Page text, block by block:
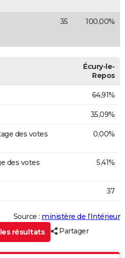
35 100,00%
Écury-le-
Repos
64,91%
35,09%
des votes
0,00%
des votes
5,41%
37
Source : ministère de l’Intérieur
résultats
Partager